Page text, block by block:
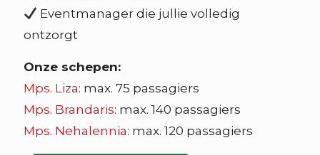
Eventmanager die jullie volledig
ontzorgt
Onze schepen:
Mps. Liza: max. 75 passagiers
Mps. Brandaris: max. 140 passagiers
Mps. Nehalennia: max. 120 passagiers